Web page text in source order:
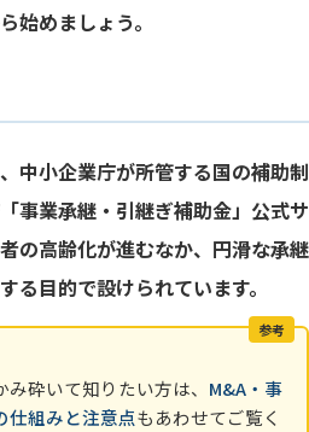
プ
資金繰りの壁
向）
始めましょう。
中小企業庁が所管する国の補助制
事業承継・引継ぎ補助金」公式サ
の高齢化が進むなか、円滑な承継
る目的で設けられています。
参考
砕いて知りたい方は、 M&A・事
仕組みと注意点もあわせてご覧く